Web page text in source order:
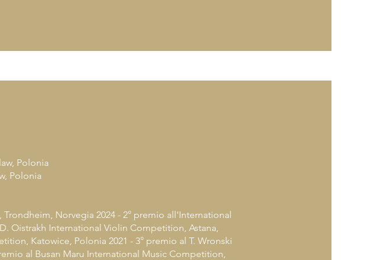
Polonia
Polonia
Norvegia 2024 - 2° premio all'International
Oistrakh International Violin Competition, Astana,
Katowice, Polonia 2021 - 3° premio al T. Wronski
al Busan Maru International Music Competition,